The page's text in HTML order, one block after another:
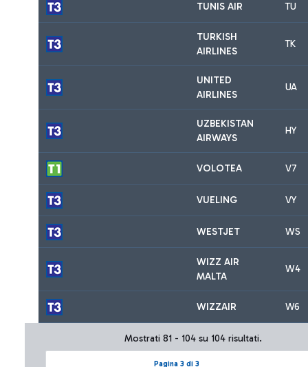
TUNIS AIR TU
TURKISH
AIRLINES
TK
UNITED
AIRLINES
UA
UZBEKISTAN
AIRWAYS
HY
VOLOTEA V7
VUELING VY
WESTJET WS
WIZZ AIR
MALTA
W4
WIZZAIR W6
Pagina 3 di 3
Mostrati 81 - 104 su 104 risultati.